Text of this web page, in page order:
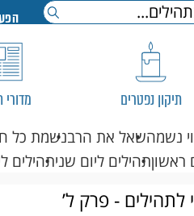
תיקון נפטרים מדורי
נשמהשאל את הרבנשמת כל
ראשוןתהילים ליום שניתהילים
לתהילים - פרק ל’